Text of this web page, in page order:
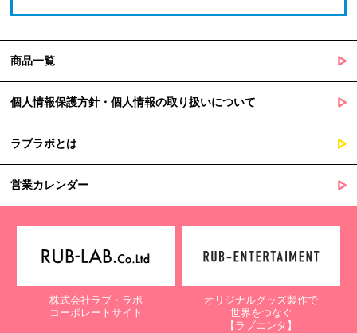
商品一覧
個人情報保護方針・個人情報の取り扱いについて
ラブラボとは
営業カレンダー
株式会社ラブ・ラボ
コーポレートサイト
オリジナルグッズ製作で
世界をつなぐ
【ラブエンタ】